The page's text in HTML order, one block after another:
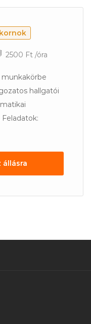
2500 Ft /óra
hallgatói
állásra